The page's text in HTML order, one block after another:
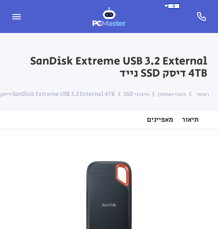
SanDisk Extreme USB 3.2 External
4TB דיסק SSD נייד
ראשי גיבוי ואחסון חיצוני SSD SanDisk Extreme USB 3.2 External 4TB דיסק SSD נייד
תיאור מאפיינים